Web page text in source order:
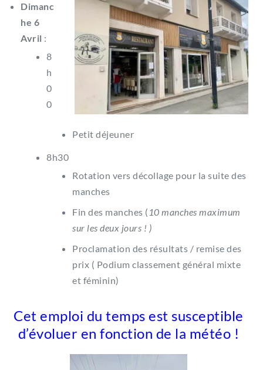
Dimanc
he 6
Avril :
8
h
0
0
Petit déjeuner
8h30
Rotation vers décollage pour la suite des
manches
Fin des manches ( 10 manches maximum
sur les deux jours ! )
Proclamation des résultats / remise des
prix ( Podium classement général mixte
et féminin)
Cet emploi du temps est susceptible
d’évoluer en fonction de la météo !